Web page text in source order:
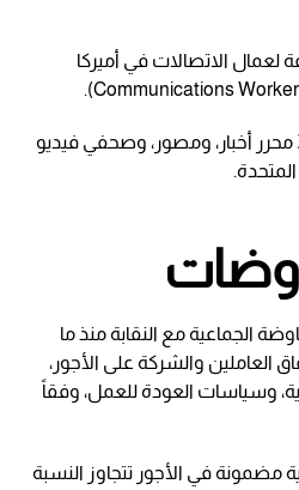
لعمال الاتصالات في أميركا
وتمثل هذه الجمعية نحو 300 محرر أخبار، ومصور، وصحفي فيديو
الجماعية مع النقابة منذ ما
العاملين والشركة على الأجور،
وسياسات العودة للعمل، وفقاً
مضمونة في الأجور تتجاوز النسبة